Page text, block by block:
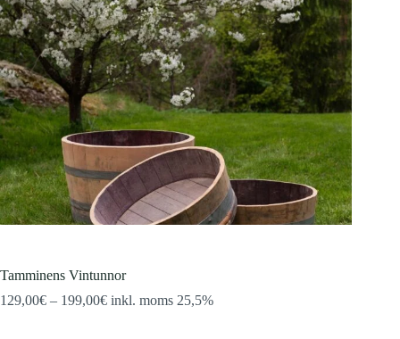
Tamminens Vintunnor
129,00€ – 199,00€Prisintervall:
inkl. moms 25,5%